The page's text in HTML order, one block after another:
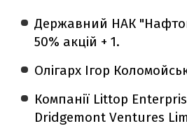
Державний НАК
50% акцій + 1.
Олігарх Ігор
Компанії Littop
Dridgemont Ventures